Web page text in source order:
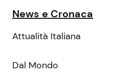
News e Cronaca
Attualità Italiana
Dal Mondo